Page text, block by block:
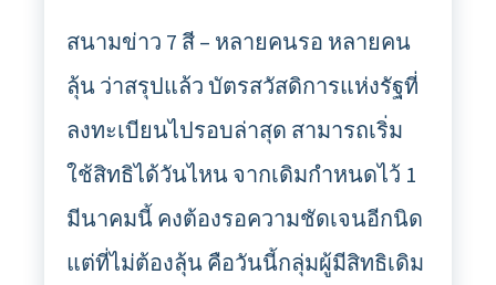
สนามข่าว 7 สี – หลายคนรอ หลายคน
ลุ้น ว่าสรุปแล้ว บัตรสวัสดิการแห่งรัฐที่
ลงทะเบียนไปรอบล่าสุด สามารถเริ่ม
ใช้สิทธิได้วันไหน จากเดิมกำหนดไว้ 1
มีนาคมนี้ คงต้องรอความชัดเจนอีกนิด
แต่ที่ไม่ต้องลุ้น คือวันนี้กลุ่มผู้มีสิทธิเดิม